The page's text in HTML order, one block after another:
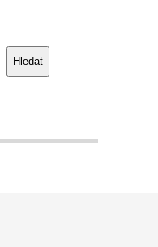
Hledat